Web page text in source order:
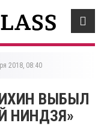
2018, 08:40
ВЫБЫЛ
НИНДЗЯ»